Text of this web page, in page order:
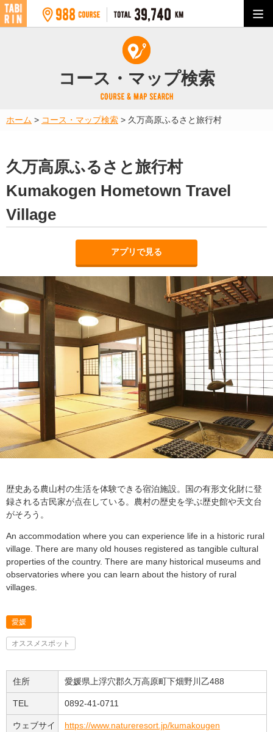
コース・マップ検索
ホーム > コース・マップ検索 > 久万高原ふるさと旅行村
久万高原ふるさと旅行村
Kumakogen Hometown Travel
Village
アプリで見る
歴史ある農山村の生活を体験できる宿泊施設。国の有形文化財に登
録される古民家が点在している。農村の歴史を学ぶ歴史館や天文台
がそろう。
An accommodation where you can experience life in a historic rural
village. There are many old houses registered as tangible cultural
properties of the country. There are many historical museums and
observatories where you can learn about the history of rural
villages.
愛媛
オススメスポット
住所 愛媛県上浮穴郡久万高原町下畑野川乙488
TEL 0892-41-0711
ウェブサイ https://www.natureresort.jp/kumakougen